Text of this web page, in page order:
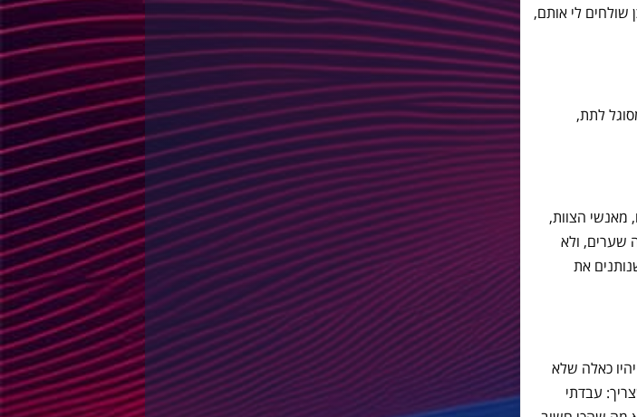
שולחים לי אותם,
לתת,
מאנשי הצוות,
שערים, ולא
את
כאלה שלא
עבדתי